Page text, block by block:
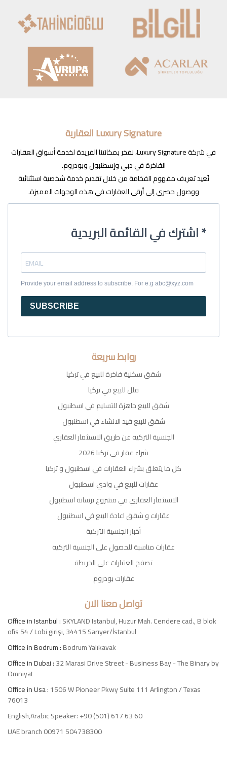
Luxury Signature العقارية
في شركة Luxury Signature، نفخر بمكانتنا الفريدة لخدمة أسواق العقارات
الفاخرة في دبي وإسطنبول وبودروم.
نُعيد تعريف مفهوم الفخامة من خلال تقديم خدمة شخصية استثنائية
ووصول حصري إلى أرقى العقارات في هذه الوجهات المميزة.
اشترك في القائمة البريدية *
Provide your email address to subscribe. For e.g abc@xyz.com
SUBSCRIBE
روابط سريعة
شقق سكنية فاخرة للبيع في تركيا
فلل للبيع في تركيا
شقق للبيع جاهزة للتسليم في اسطنبول
شقق للبيع قيد الانشاء في اسطنبول
الجنسية التركية عن طريق الاستثمار العقاري
شراء عقار في تركيا 2026
كل ما يتعلق بشراء العقارات في اسطنبول و تركيا
عقارات للبيع في وادي اسطنبول
الاستثمار العقاري في مشروع ترسانة اسطنبول
عقارات و شقق اعادة البيع في اسطنبول
أخبار الجنسية التركية
عقارات مناسبة للحصول على الجنسية التركية
تصفح العقارات على الخريطة
عقارات بودروم
تواصل معنا الان
Office in Istanbul :SKYLAND Istanbul, Huzur Mah. Cendere cad., B blok
ofis 54 / Lobi girişi, 34415 Sarıyer/İstanbul
Office in Bodrum :Bodrum Yalıkavak
Office in Dubai :32 Marasi Drive Street - Business Bay - The Binary by
Omniyat
Office in Usa :1506 W Pioneer Pkwy Suite 111 Arlington / Texas
76013
English,Arabic Speaker: +90 (501) 617 63 60
UAE branch 00971 504738300